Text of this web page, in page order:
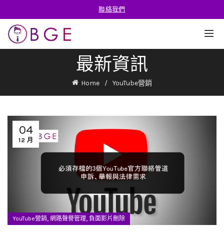
聯絡我們
最新資訊
Home YouTube營銷
04
12 月
YouTube營銷, 網路聲譽管理, 負面影片刪除